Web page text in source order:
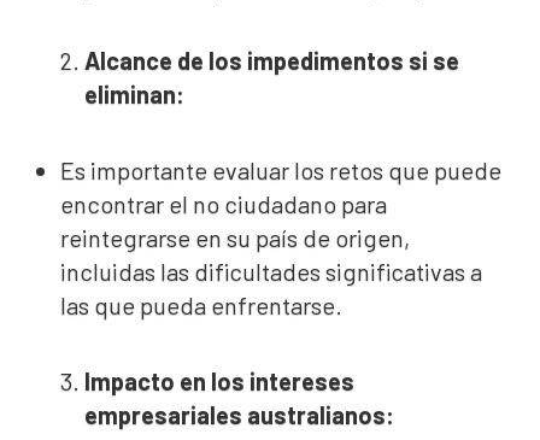
Alcance de los impedimentos si se
eliminan:
Es importante evaluar los retos que puede
encontrar el no ciudadano para
reintegrarse en su país de origen,
incluidas las dificultades significativas a
las que pueda enfrentarse.
Impacto en los intereses
empresariales australianos: